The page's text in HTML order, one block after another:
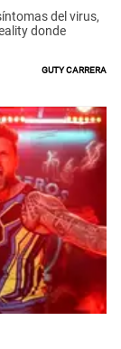
del virus,
donde
Guty Carrera